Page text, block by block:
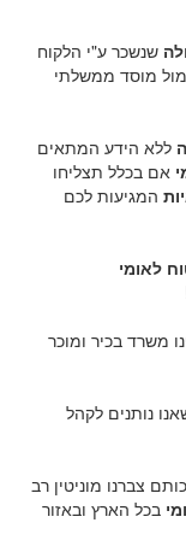
שנשכר ע"י הלקוח
מוסד ממשלתי
ללא הידע המתאים
אם בכלל תצליחו
המגיעות לכם
לאומי
משרד בכיר ומוכר
נותנים לקהל
צברנו מוניטין רב
בכל הארץ ובאזור